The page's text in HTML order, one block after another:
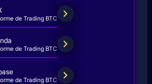
de Trading BTC
de Trading BTC
de Trading BTC